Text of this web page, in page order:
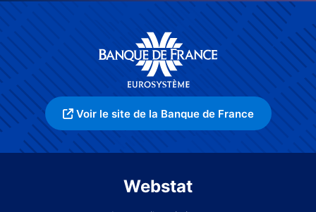
Voir le site de la Banque de France
Webstat